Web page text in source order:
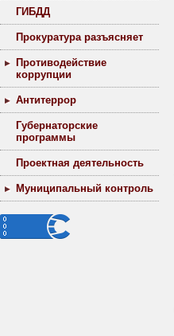
ГИБДД
Прокуратура разъясняет
Противодействие
коррупции
Антитеррор
Губернаторские
программы
Проектная деятельность
Муниципальный контроль